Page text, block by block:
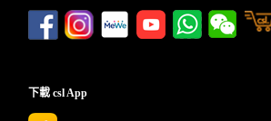
下載 csl App